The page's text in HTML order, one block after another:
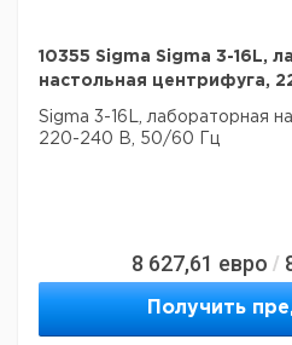
10355 Sigma Sigma 3-16L,
настольная центрифуга,
Sigma 3-16L, лабораторная
220-240 В, 50/60 Гц
8 627,61 евро /
Получить